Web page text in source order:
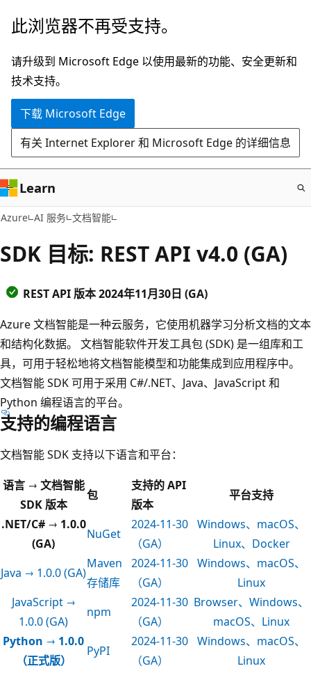
跳
主
要
内
此浏览器不再受支持。
请升级到 Microsoft Edge 以使用最新的功能、安全更新和
技术支持。
下载 Microsoft Edge
有关 Internet Explorer 和 Microsoft Edge 的详细信息
Learn
Azure AI 服务 文档智能
SDK 目标: REST API v4.0 (GA)
REST API 版本 2024年11月30日 (GA)
Azure 文档智能是一种云服务，它使用机器学习分析文档的文本
和结构化数据。 文档智能软件开发工具包 (SDK) 是一组库和工
具，可用于轻松地将文档智能模型和功能集成到应用程序中。
文档智能 SDK 可用于采用 C#/.NET、Java、JavaScript 和
Python 编程语言的平台。
支持的编程语言
文档智能 SDK 支持以下语言和平台：
语言 → 文档智能
SDK 版本
包
支持的 API
版本
平台支持
.NET/C# → 1.0.0
(GA)
NuGet
2024-11-30
（GA）
Windows、macOS、
Linux、Docker
Java → 1.0.0 (GA)
Maven
存储库
2024-11-30
（GA）
Windows、macOS、
Linux
JavaScript →
1.0.0 (GA)
npm
2024-11-30
（GA）
Browser、Windows、
macOS、Linux
Python → 1.0.0
（正式版）
PyPI
2024-11-30
（GA）
Windows、macOS、
Linux